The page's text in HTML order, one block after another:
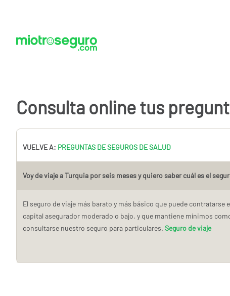
Consulta online tus
VUELVE A: PREGUNTAS DE SEGUROS DE SALUD
Voy de viaje a Turquia por seis meses y quiero saber cuál es el
El seguro de viaje más barato y más básico que puede
capital asegurador moderado o bajo, y que mantiene mínimos
consultarse nuestro seguro para particulares. Seguro de viaje